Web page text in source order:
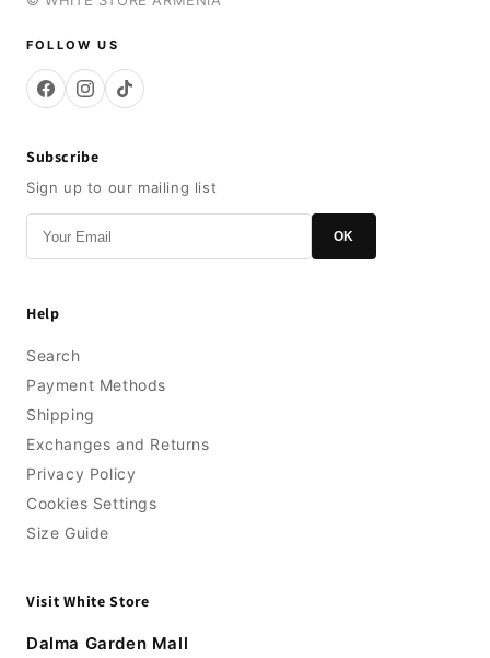
FOLLOW US
Subscribe
Sign up to our mailing list
OK
Help
Search
Payment Methods
Shipping
Exchanges and Returns
Privacy Policy
Cookies Settings
Size Guide
Visit White Store
Dalma Garden Mall